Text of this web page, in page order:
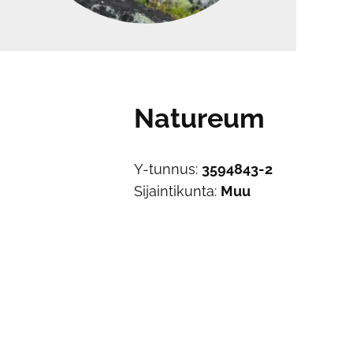
Natureum
Y-tunnus: 3594843-2
Sijaintikunta: Muu